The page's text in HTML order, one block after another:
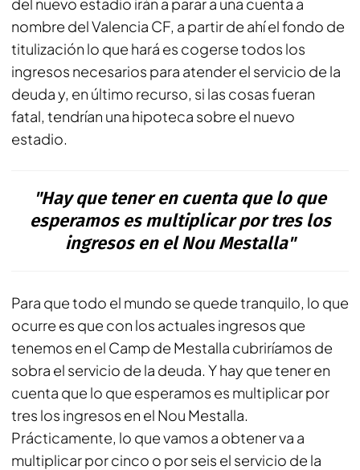
nombre del Valencia CF, a partir de ahí el fondo de
titulización lo que hará es cogerse todos los
ingresos necesarios para atender el servicio de la
deuda y, en último recurso, si las cosas fueran
fatal, tendrían una hipoteca sobre el nuevo
estadio.
"Hay que tener en cuenta que lo que
esperamos es multiplicar por tres los
ingresos en el Nou Mestalla"
Para que todo el mundo se quede tranquilo, lo que
ocurre es que con los actuales ingresos que
tenemos en el Camp de Mestalla cubriríamos de
sobra el servicio de la deuda. Y hay que tener en
cuenta que lo que esperamos es multiplicar por
tres los ingresos en el Nou Mestalla.
Prácticamente, lo que vamos a obtener va a
multiplicar por cinco o por seis el servicio de la